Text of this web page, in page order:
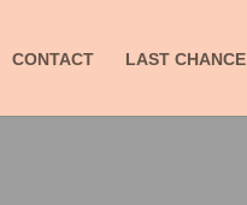
CONTACT LAST CHANCE